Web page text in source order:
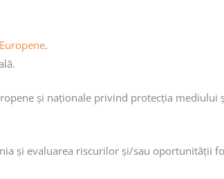
.
și naționale privind protecția mediului
și evaluarea riscurilor și/sau oportunității